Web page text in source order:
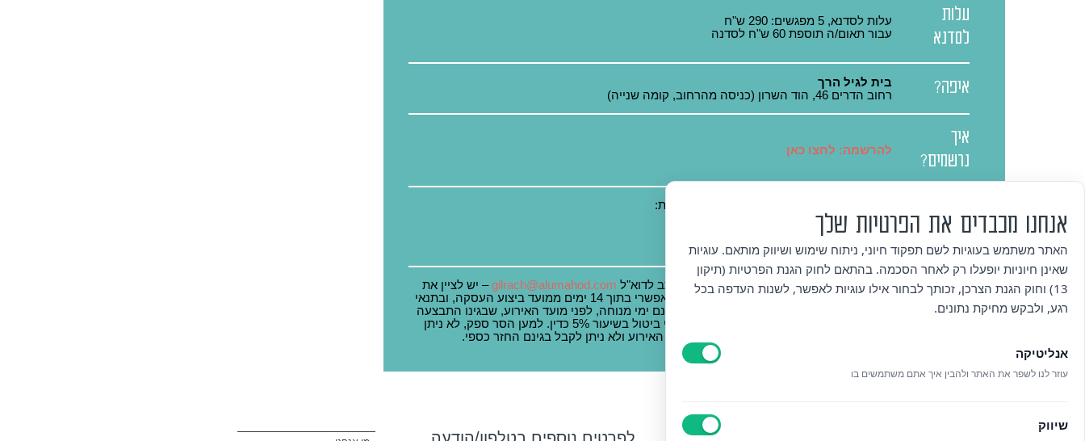
עלות
לסדנא
עלות לסדנא, 5 מפגשים: 290 ש"ח
עבור תאום/ה תוספת 60 ש"ח לסדנה
איפה?
בית לגיל הרך
רחוב הדרים 46, הוד השרון (כניסה מהרחוב, קומה שנייה)
איך
נרשמים?
להרשמה: לחצו כאן
פרטים
נוספים
פרטים נוספים ולבקשות פרטניות בנושא נגישות:
09-8357512 | gilrach@alumahod.com
https://alumahod.com/gilrach2/
תנאי
ביטול עסקה ניתן לבצע באמצעות הודעה בכתב לדוא"ל gilrach@alumahod.com– יש לציין את
מספר ההזמנה שברצונך לבטל. ביטול עסקה אפשרי בתוך 14 ימים ממועד ביצוע העסקה, ובתנאי
שהביטול ייעשה עד לא יאוחר מ – 7 ימים, שאינם ימי מנוחה, לפני מועד האירוע, שבגינו התבצעה
העסקה. בכל מקרה של ביטול עסקה ייגבו דמי ביטול בשיעור 5% כדין. למען הסר ספק, לא ניתן
אנחנו מכבדים את הפרטיות שלך
האתר משתמש בעוגיות לשם תפקוד חיוני, ניתוח שימוש ושיווק מותאם. עוגיות
שאינן חיוניות יופעלו רק לאחר הסכמה. בהתאם לחוק הגנת הפרטיות (תיקון
13) וחוק הגנת הצרכן, זכותך לבחור אילו עוגיות לאפשר, לשנות העדפה בכל
רגע, ולבקש מחיקת נתונים.
אנליטיקה
עוזר לנו לשפר את האתר ולהבין איך אתם משתמשים בו
שיווק